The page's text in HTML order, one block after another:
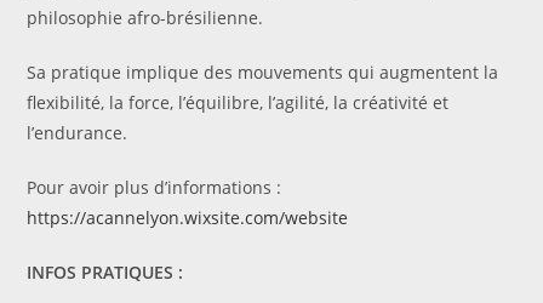
philosophie afro-brésilienne.
Sa pratique implique des mouvements qui augmentent la
flexibilité, la force, l’équilibre, l’agilité, la créativité et
l’endurance.
Pour avoir plus d’informations :
https://acannelyon.wixsite.com/website
INFOS PRATIQUES :